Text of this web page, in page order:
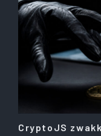
CryptoJS